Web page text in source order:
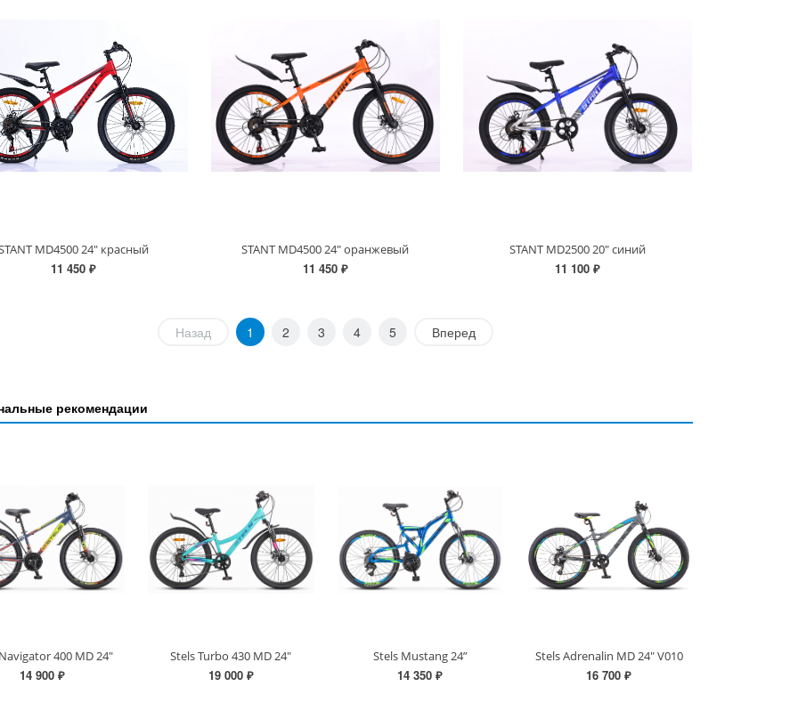
MD4500 24" красный
11 450 ₽
STANT MD4500 24" оранжевый
11 450 ₽
STANT MD2500 20" синий
11 100 ₽
Назад 1 2 3 4 5 Вперед
рекомендации
400 MD 24"
14 900 ₽
Stels Turbo 430 MD 24"
19 000 ₽
Stels Mustang 24”
14 350 ₽
Stels Adrenalin MD 24" V010
16 700 ₽